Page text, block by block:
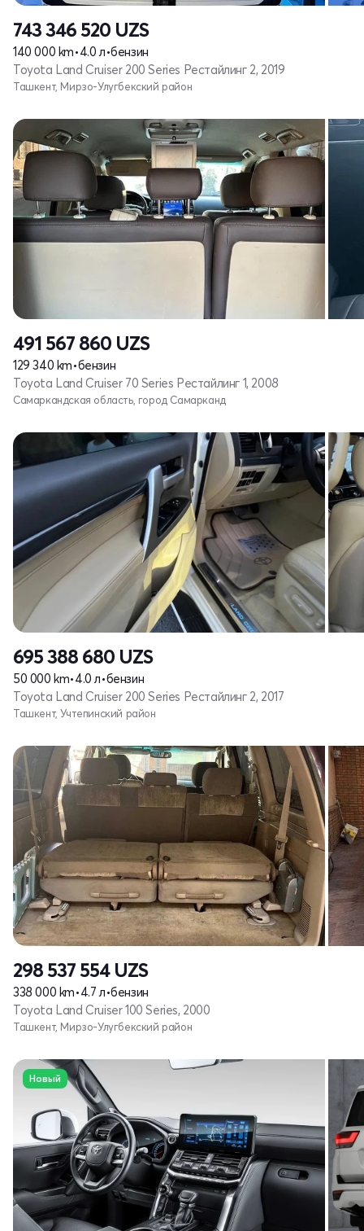
743 346 520 UZS
140 000 km•4.0 л•бензин
Toyota Land Cruiser 200 Series Рестайлинг 2, 2019
Ташкент, Мирзо-Улугбекский район
491 567 860 UZS
129 340 km•бензин
Toyota Land Cruiser 70 Series Рестайлинг 1, 2008
Самаркандская область, город Самарканд
695 388 680 UZS
50 000 km•4.0 л•бензин
Toyota Land Cruiser 200 Series Рестайлинг 2, 2017
Ташкент, Учтепинский район
298 537 554 UZS
338 000 km•4.7 л•бензин
Toyota Land Cruiser 100 Series, 2000
Ташкент, Мирзо-Улугбекский район
Новый